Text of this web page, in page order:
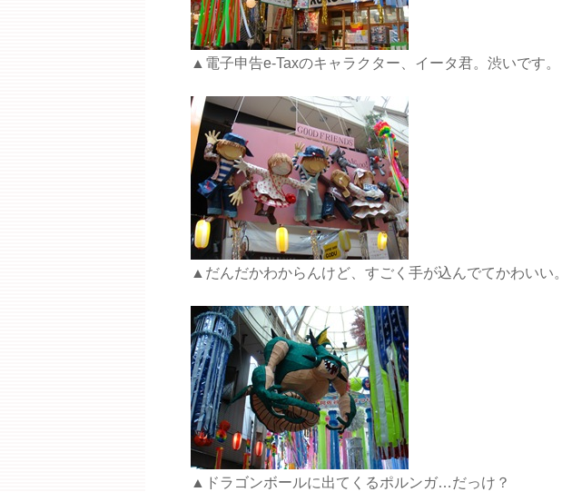
▲電子申告e-Taxのキャラクター、イータ君。渋いです。
▲だんだかわからんけど、すごく手が込んでてかわいい。
▲ドラゴンボールに出てくるポルンガ…だっけ？